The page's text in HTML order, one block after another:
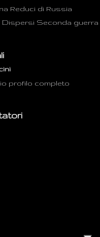
Reduci di Russia
Dispersi Seconda guerra
profilo completo